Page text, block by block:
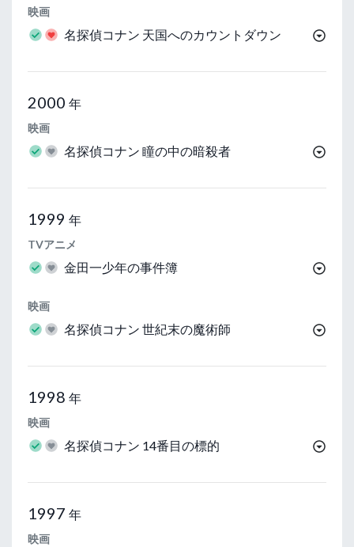
映画
名探偵コナン 天国へのカウントダウン
2000 年
映画
名探偵コナン 瞳の中の暗殺者
1999 年
TVアニメ
金田一少年の事件簿
映画
名探偵コナン 世紀末の魔術師
1998 年
映画
名探偵コナン 14番目の標的
1997 年
映画